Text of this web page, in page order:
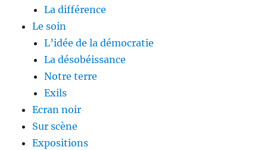
La différence
Le soin
L’idée de la démocratie
La désobéissance
Notre terre
Exils
Ecran noir
Sur scène
Expositions